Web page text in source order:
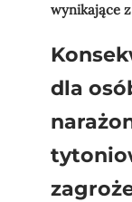
wynikające
dla